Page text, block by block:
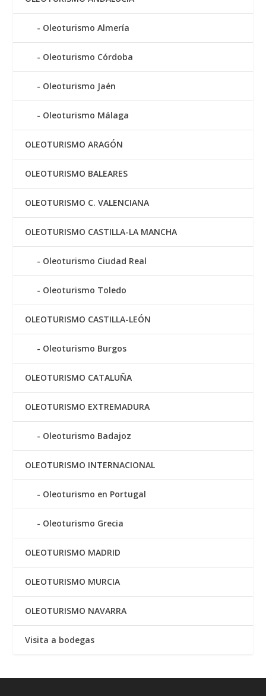
Oleoturismo Almería
Oleoturismo Córdoba
Oleoturismo Jaén
Oleoturismo Málaga
OLEOTURISMO ARAGÓN
OLEOTURISMO BALEARES
OLEOTURISMO C. VALENCIANA
OLEOTURISMO CASTILLA-LA MANCHA
Oleoturismo Ciudad Real
Oleoturismo Toledo
OLEOTURISMO CASTILLA-LEÓN
Oleoturismo Burgos
OLEOTURISMO CATALUÑA
OLEOTURISMO EXTREMADURA
Oleoturismo Badajoz
OLEOTURISMO INTERNACIONAL
Oleoturismo en Portugal
Oleoturismo Grecia
OLEOTURISMO MADRID
OLEOTURISMO MURCIA
OLEOTURISMO NAVARRA
Visita a bodegas